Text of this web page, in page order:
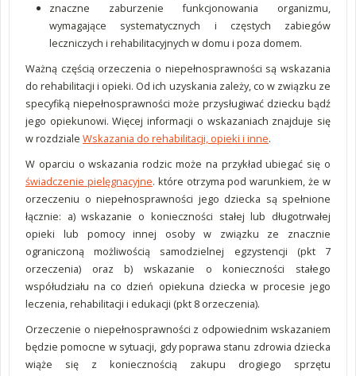
znaczne zaburzenie funkcjonowania organizmu,
wymagające systematycznych i częstych zabiegów
leczniczych i rehabilitacyjnych w domu i poza domem.
Ważną częścią orzeczenia o niepełnosprawności są wskazania
do rehabilitacji i opieki. Od ich uzyskania zależy, co w związku ze
specyfiką niepełnosprawności może przysługiwać dziecku bądź
jego opiekunowi. Więcej informacji o wskazaniach znajduje się
w rozdziale Wskazania do rehabilitacji, opieki i inne.
W oparciu o wskazania rodzic może na przykład ubiegać się o
świadczenie pielęgnacyjne. które otrzyma pod warunkiem, że w
orzeczeniu o niepełnosprawności jego dziecka są spełnione
łącznie: a) wskazanie o konieczności stałej lub długotrwałej
opieki lub pomocy innej osoby w związku ze znacznie
ograniczoną możliwością samodzielnej egzystencji (pkt 7
orzeczenia) oraz b) wskazanie o konieczności stałego
współudziału na co dzień opiekuna dziecka w procesie jego
leczenia, rehabilitacji i edukacji (pkt 8 orzeczenia).
Orzeczenie o niepełnosprawności z odpowiednim wskazaniem
będzie pomocne w sytuacji, gdy poprawa stanu zdrowia dziecka
wiąże się z koniecznością zakupu drogiego sprzętu